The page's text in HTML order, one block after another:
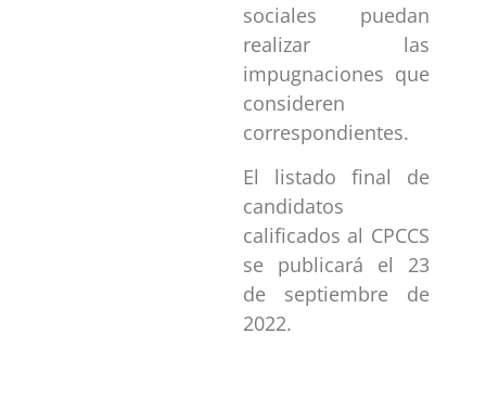
sociales puedan
realizar las
impugnaciones que
consideren
correspondientes.
El listado final de
candidatos
calificados al CPCCS
se publicará el 23
de septiembre de
2022.